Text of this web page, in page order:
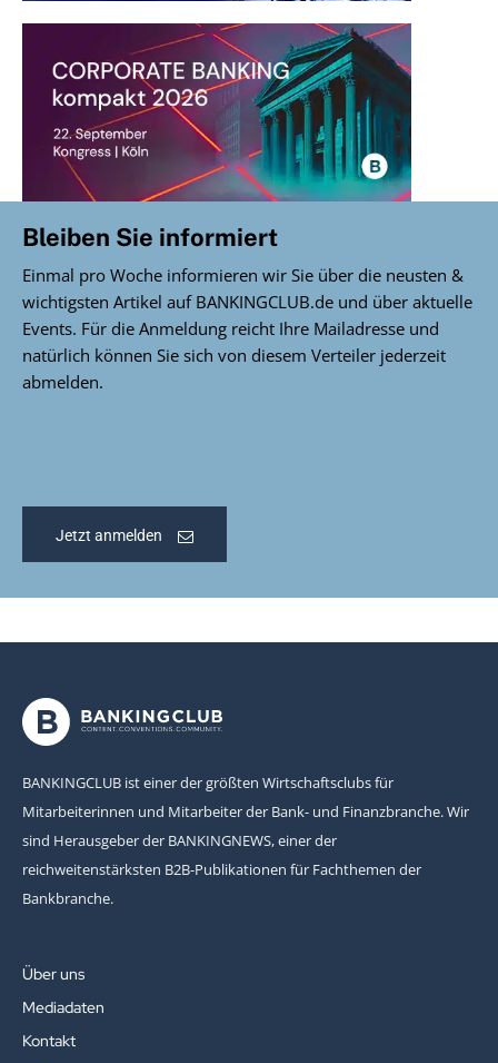
Bleiben Sie informiert
Einmal pro Woche informieren wir Sie über die neusten &
wichtigsten Artikel auf BANKINGCLUB.de und über aktuelle
Events. Für die Anmeldung reicht Ihre Mailadresse und
natürlich können Sie sich von diesem Verteiler jederzeit
abmelden.
Jetzt anmelden
BANKINGCLUB ist einer der größten Wirtschaftsclubs für
Mitarbeiterinnen und Mitarbeiter der Bank- und Finanzbranche. Wir
sind Herausgeber der BANKINGNEWS, einer der
reichweitenstärksten B2B-Publikationen für Fachthemen der
Bankbranche.
Über uns
Mediadaten
Kontakt